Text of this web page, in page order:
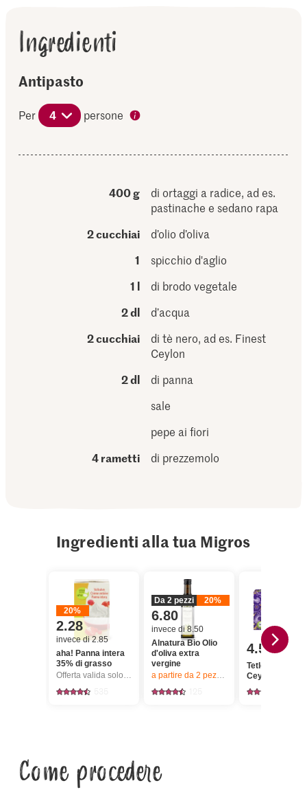
Ingredienti
Antipasto
Per 4 persone
400 g
di ortaggi a radice, ad es.
pastinache e sedano rapa
2 cucchiai
d’olio d’oliva
1
spicchio d'aglio
1 l
di brodo vegetale
2 dl
d’acqua
2 cucchiai
di tè nero, ad es. Finest
Ceylon
2 dl
di panna
sale
pepe ai fiori
4 rametti
di prezzemolo
Ingredienti alla tua Migros
20%
2.28
invece di 2.85
aha! Panna intera
35% di grasso
Offerta valida solo dal 6.8 al 12.8.2026, fino a esaurimento dello stock.
Da 2 pezzi 20%
6.80
invece di 8.50
Alnatura Bio Olio
d'oliva extra
vergine
a partire da 2 pezzi, Offerta valida solo
4.50
Tetley Tè nero
Ceylon
Come procedere